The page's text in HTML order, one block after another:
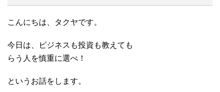
こんにちは、タクヤです。
今日は、ビジネスも投資も教えても
らう人を慎重に選べ！
というお話をします。